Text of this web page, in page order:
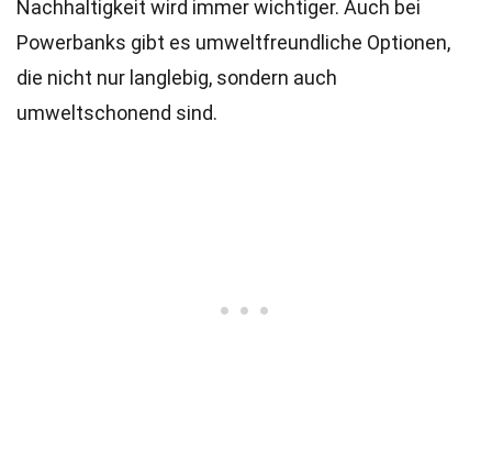
Nachhaltigkeit wird immer wichtiger. Auch bei
Powerbanks gibt es umweltfreundliche Optionen,
die nicht nur langlebig, sondern auch
umweltschonend sind.